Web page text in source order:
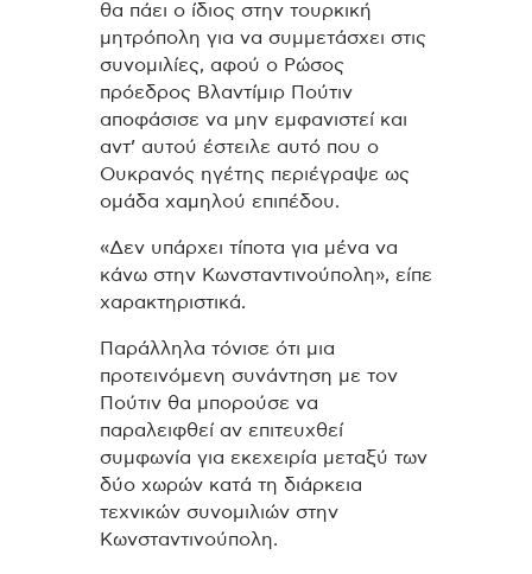
θα πάει ο ίδιος στην τουρκική
μητρόπολη για να συμμετάσχει στις
συνομιλίες, αφού ο Ρώσος
πρόεδρος Βλαντίμιρ Πούτιν
αποφάσισε να μην εμφανιστεί και
αντ’ αυτού έστειλε αυτό που ο
Ουκρανός ηγέτης περιέγραψε ως
ομάδα χαμηλού επιπέδου.
«Δεν υπάρχει τίποτα για μένα να
κάνω στην Κωνσταντινούπολη», είπε
χαρακτηριστικά.
Παράλληλα τόνισε ότι μια
προτεινόμενη συνάντηση με τον
Πούτιν θα μπορούσε να
παραλειφθεί αν επιτευχθεί
συμφωνία για εκεχειρία μεταξύ των
δύο χωρών κατά τη διάρκεια
τεχνικών συνομιλιών στην
Κωνσταντινούπολη.